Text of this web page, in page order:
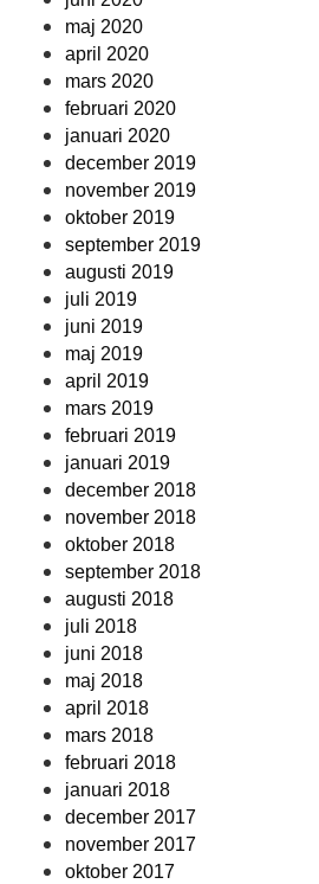
maj 2020
april 2020
mars 2020
februari 2020
januari 2020
december 2019
november 2019
oktober 2019
september 2019
augusti 2019
juli 2019
juni 2019
maj 2019
april 2019
mars 2019
februari 2019
januari 2019
december 2018
november 2018
oktober 2018
september 2018
augusti 2018
juli 2018
juni 2018
maj 2018
april 2018
mars 2018
februari 2018
januari 2018
december 2017
november 2017
oktober 2017